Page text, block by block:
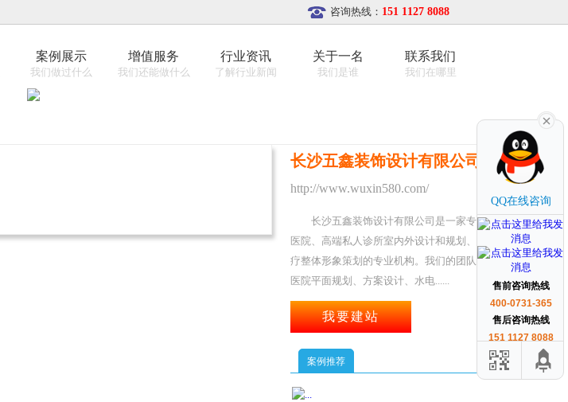
咨询热线： 151 1127 8088
案例展示
我们做过什么
增值服务
我们还能做什么
行业资讯
了解行业新闻
关于一名
我们是谁
联系我们
我们在哪里
长沙五鑫装饰设计有限公司
http://www.wuxin580.com/
长沙五鑫装饰设计有限公司是一家专业从事
医院、高端私人诊所室内外设计和规划、医院医
疗整体形象策划的专业机构。我们的团队聚集了
医院平面规划、方案设计、水电......
案例推荐
QQ在线咨询
售前咨询热线
400-0731-365
售后咨询热线
151 1127 8088